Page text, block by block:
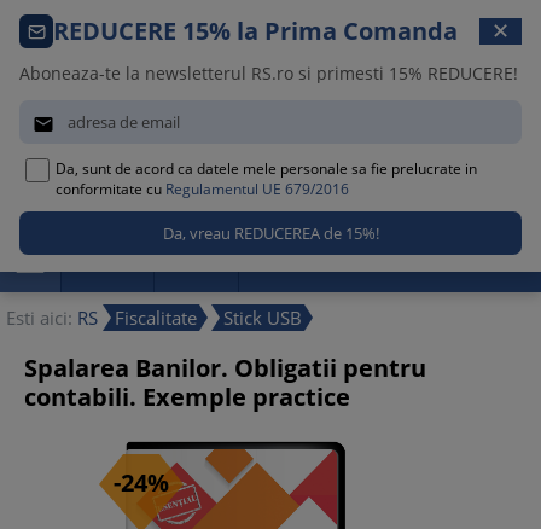
Comanda telefonica · 021 209 45 12

 Promotii Noutati Reduceri
Esti aici: RS Fiscalitate Stick USB
REDUCERE 15% la Prima Comanda ✕
Aboneaza-te la newsletterul RS.ro si primesti 15% REDUCERE!

Da, sunt de acord ca datele mele personale sa fie prelucrate in
conformitate cu Regulamentul UE 679/2016
Spalarea Banilor. Obligatii pentru
contabili. Exemple practice
-24%